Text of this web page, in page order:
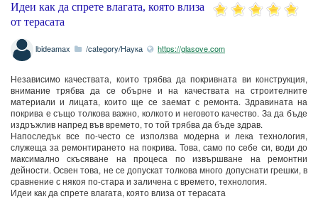
Идеи как да спрете влагата, която влиза
от терасата
lbideamax /category/Наука https://glasove.com
Независимо качествата, които трябва да покривната ви конструкция,
внимание трябва да се обърне и на качествата на строителните
материали и лицата, които ще се заемат с ремонта. Здравината на
покрива е също толкова важно, колкото и неговото качество. За да бъде
издръжлив напред във времето, то той трябва да бъде здрав.
Напоследък все по-често се използва модерна и лека технология,
служеща за ремонтирането на покрива. Това, само по себе си, води до
максимално скъсяване на процеса по извършване на ремонтни
дейности. Освен това, не се допускат толкова много допуснати грешки, в
сравнение с някоя по-стара и заличена с времето, технология.
Идеи как да спрете влагата, която влиза от терасата